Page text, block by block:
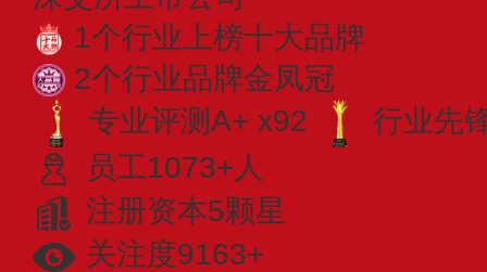
1个行业上榜十大品牌
2个行业品牌金凤冠
专业评测A+ x92
行业先
员工1073+人
注册资本5颗星
关注度9163+